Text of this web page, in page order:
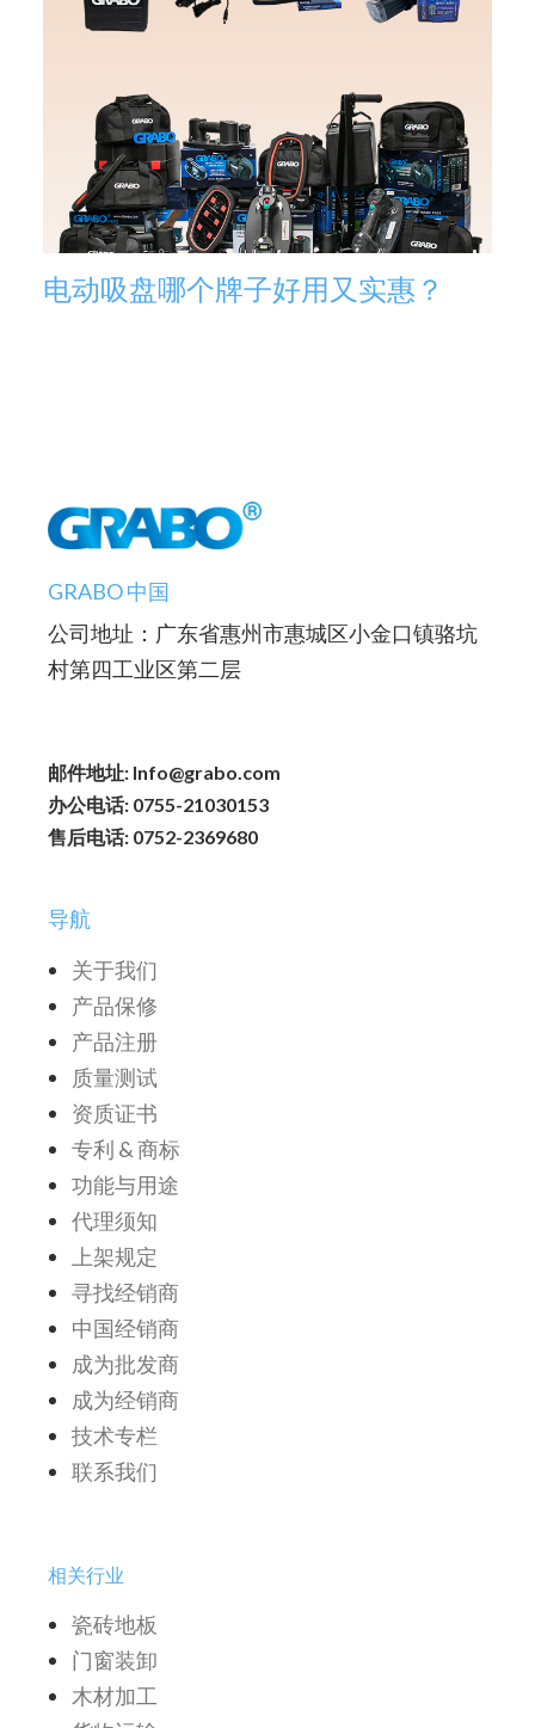
电动吸盘哪个牌子好用又实惠？
GRABO 中国
公司地址：广东省惠州市惠城区小金口镇骆坑
村第四工业区第二层
邮件地址: Info@grabo.com
办公电话: 0755-21030153
售后电话: 0752-2369680
导航
关于我们
产品保修
产品注册
质量测试
资质证书
专利 & 商标
功能与用途
代理须知
上架规定
寻找经销商
中国经销商
成为批发商
成为经销商
技术专栏
联系我们
相关行业
瓷砖地板
门窗装卸
木材加工